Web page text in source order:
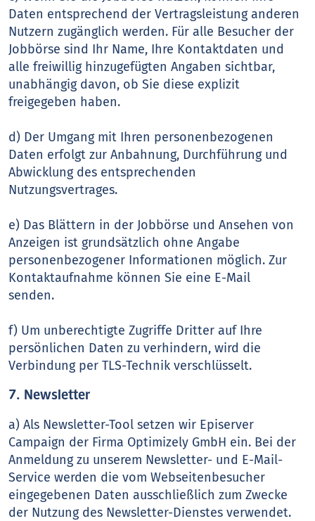
Daten entsprechend der Vertragsleistung anderen
Nutzern zugänglich werden. Für alle Besucher der
Jobbörse sind Ihr Name, Ihre Kontaktdaten und
alle freiwillig hinzugefügten Angaben sichtbar,
unabhängig davon, ob Sie diese explizit
freigegeben haben.
d) Der Umgang mit Ihren personenbezogenen
Daten erfolgt zur Anbahnung, Durchführung und
Abwicklung des entsprechenden
Nutzungsvertrages.
e) Das Blättern in der Jobbörse und Ansehen von
Anzeigen ist grundsätzlich ohne Angabe
personenbezogener Informationen möglich. Zur
Kontaktaufnahme können Sie eine E-Mail
senden.
f) Um unberechtigte Zugriffe Dritter auf Ihre
persönlichen Daten zu verhindern, wird die
Verbindung per TLS-Technik verschlüsselt.
7. Newsletter
a) Als Newsletter-Tool setzen wir Episerver
Campaign der Firma Optimizely GmbH ein. Bei der
Anmeldung zu unserem Newsletter- und E-Mail-
Service werden die vom Webseitenbesucher
eingegebenen Daten ausschließlich zum Zwecke
der Nutzung des Newsletter-Dienstes verwendet.